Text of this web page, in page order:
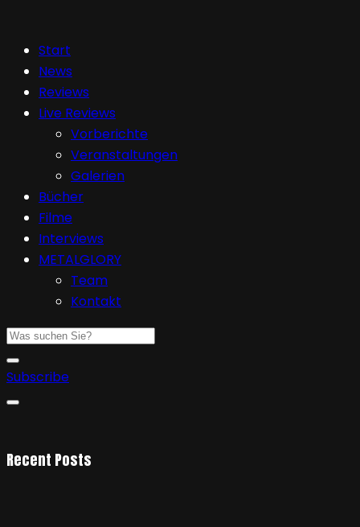
Start
News
Reviews
Live Reviews
Vorberichte
Veranstaltungen
Galerien
Bücher
Filme
Interviews
METALGLORY
Team
Kontakt
Subscribe
Recent Posts